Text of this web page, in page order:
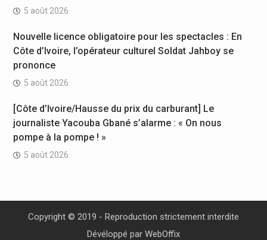
5 août 2026
Nouvelle licence obligatoire pour les spectacles : En
Côte d’Ivoire, l’opérateur culturel Soldat Jahboy se
prononce
5 août 2026
[Côte d’Ivoire/Hausse du prix du carburant] Le
journaliste Yacouba Gbané s’alarme : « On nous
pompe à la pompe ! »
5 août 2026
Copyright © 2019 - Reproduction strictement interdite
Dévéloppé par WebOffix